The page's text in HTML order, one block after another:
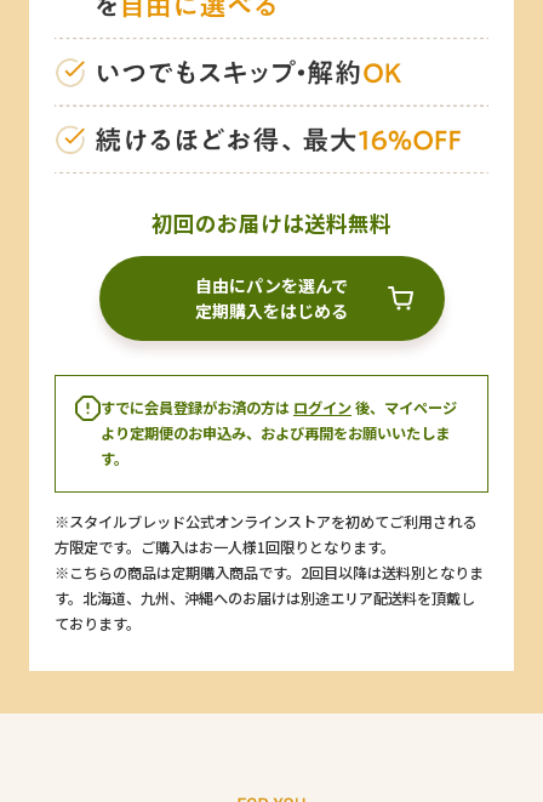
初回のお届けは送料無料
自由にパンを選んで
定期購入をはじめる
すでに会員登録がお済の方は ログイン後、マイページ
より定期便のお申込み、および再開をお願いいたしま
す。
※スタイルブレッド公式オンラインストアを初めてご利用される
方限定です。ご購入はお一人様1回限りとなります。
※こちらの商品は定期購入商品です。2回目以降は送料別となりま
す。北海道、九州、沖縄へのお届けは別途エリア配送料を頂戴し
ております。